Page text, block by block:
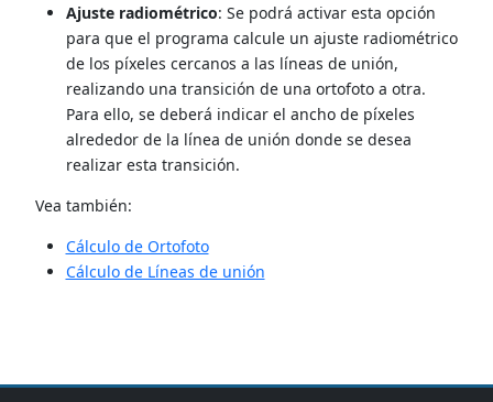
Ajuste radiométrico: Se podrá activar esta opción
para que el programa calcule un ajuste radiométrico
de los píxeles cercanos a las líneas de unión,
realizando una transición de una ortofoto a otra.
Para ello, se deberá indicar el ancho de píxeles
alrededor de la línea de unión donde se desea
realizar esta transición.
Vea también:
Cálculo de Ortofoto
Cálculo de Líneas de unión